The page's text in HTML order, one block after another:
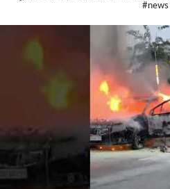
#news